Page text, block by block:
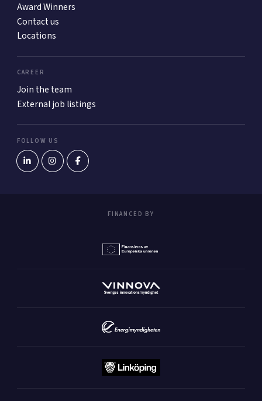
Award Winners
Contact us
Locations
CAREER
Join the team
External job listings
FOLLOW US
FINANCED BY